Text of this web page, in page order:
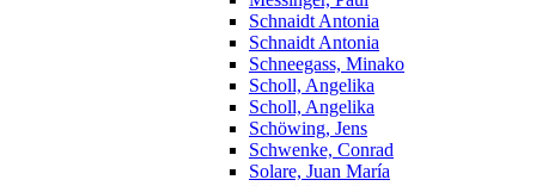
Schnaidt Antonia
Schnaidt Antonia
Schneegass, Minako
Scholl, Angelika
Scholl, Angelika
Schöwing, Jens
Schwenke, Conrad
Solare, Juan María